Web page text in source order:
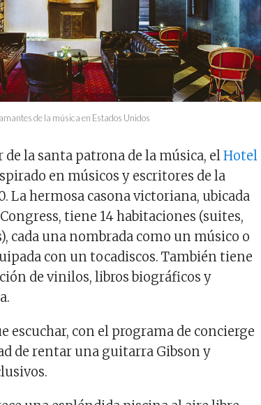
de la música en Estados Unidos
la santa patrona de la música, elHotel
en músicos y escritores de la
La hermosa casona victoriana, ubicada
tiene 14 habitaciones (suites,
cada una nombrada como un músico o
con un tocadiscos. También tiene
de vinilos, libros biográficos y
escuchar, con el programa de concierge
de rentar una guitarra Gibson y